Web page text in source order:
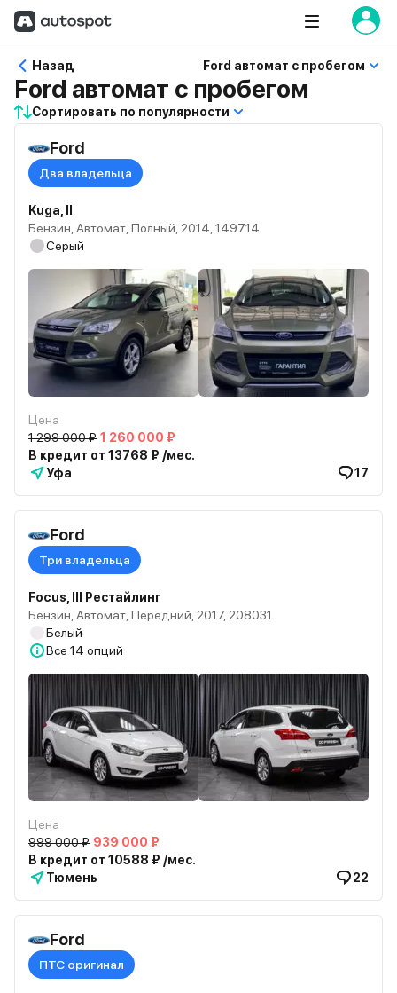
Назад Ford автомат с пробегом
Ford автомат с пробегом
Сортировать по популярности
Ford
Два владельца
Kuga, II
Бензин, Автомат, Полный, 2014, 149714
Серый
Цена
1 299 000 ₽ 1 260 000 ₽
В кредит от 13768 ₽ /мес.
Уфа
17
Ford
Три владельца
Focus, III Рестайлинг
Бензин, Автомат, Передний, 2017, 208031
Белый
Все 14 опций
Цена
999 000 ₽ 939 000 ₽
В кредит от 10588 ₽ /мес.
Тюмень
22
Ford
ПТС оригинал